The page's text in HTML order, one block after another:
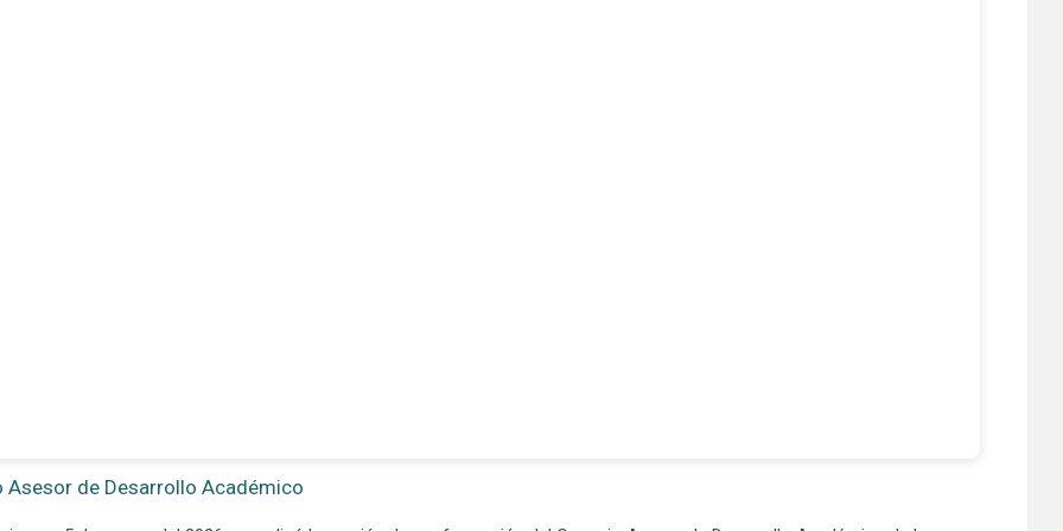
Asesor de Desarrollo Académico